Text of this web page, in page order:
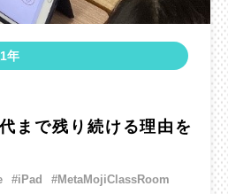
年
まで残り続ける理由を
#iPad #MetaMojiClassRoom